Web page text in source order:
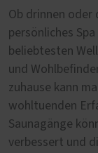
Ob drinnen oder
persönliches
beliebtesten
und
zuhause kann
wohltuenden
Saunagänge
verbessert und